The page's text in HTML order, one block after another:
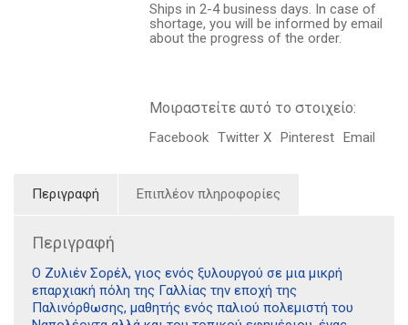
Ships in 2-4 business days. In case of
shortage, you will be informed by email
about the progress of the order.
Μοιραστείτε αυτό το στοιχείο:
Facebook Twitter X Pinterest Email
Περιγραφή Επιπλέον πληροφορίες
Περιγραφή
Ο Ζυλιέν Σορέλ, γιος ενός ξυλουργού σε μια μικρή
επαρχιακή πόλη της Γαλλίας την εποχή της
Παλινόρθωσης, μαθητής ενός παλιού πολεμιστή του